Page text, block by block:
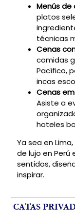
Menús de
platos
técnicas
Cenas
comidas
Pacífico,
incas
Cenas
Asiste a
hoteles
Ya sea en
de lujo en Perú
sentidos,
inspirar.
CATAS